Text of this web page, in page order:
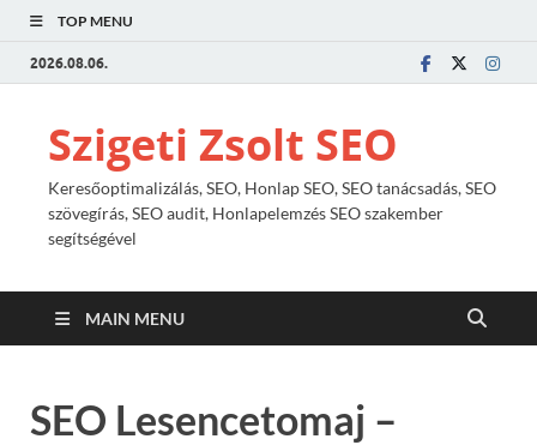
TOP MENU
2026.08.06.
Szigeti Zsolt SEO
Keresőoptimalizálás, SEO, Honlap SEO, SEO tanácsadás, SEO
szövegírás, SEO audit, Honlapelemzés SEO szakember
segítségével
MAIN MENU
SEO Lesencetomaj –